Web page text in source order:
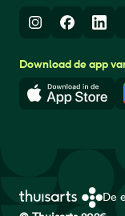
Instagram
Download de app
De